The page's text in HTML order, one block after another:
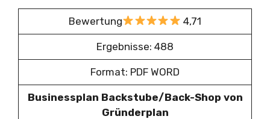
Bewertung 4,71
Ergebnisse: 488
Format: PDF WORD
Businessplan Backstube/Back-Shop von
Gründerplan